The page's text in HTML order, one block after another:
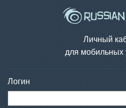
Личный
для мобильных
Логин